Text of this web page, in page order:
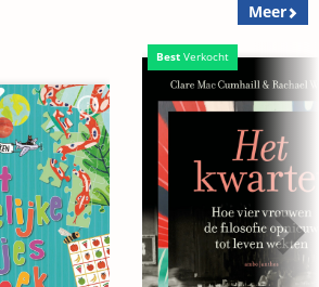
Meer
Best Verkocht